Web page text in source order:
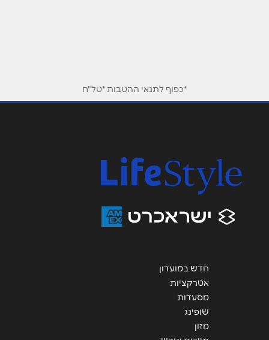
נושא
אנא חזרו אלי בקשר ל...
*כפוף לתנאי ההטבות *טל"ח
חדש במועדון
אטרקציות
מסעדות
שופינג
מזון